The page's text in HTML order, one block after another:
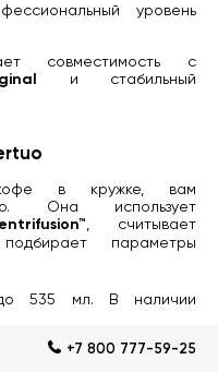
уровень
совместимость с
и стабильный
в кружке, вам
Она использует
, считывает
параметры
535 мл. В наличии
+7 800 777-59-25